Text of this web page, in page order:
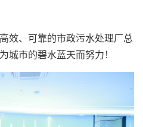
效、可靠的市政污水处理厂总
城市的碧水蓝天而努力！